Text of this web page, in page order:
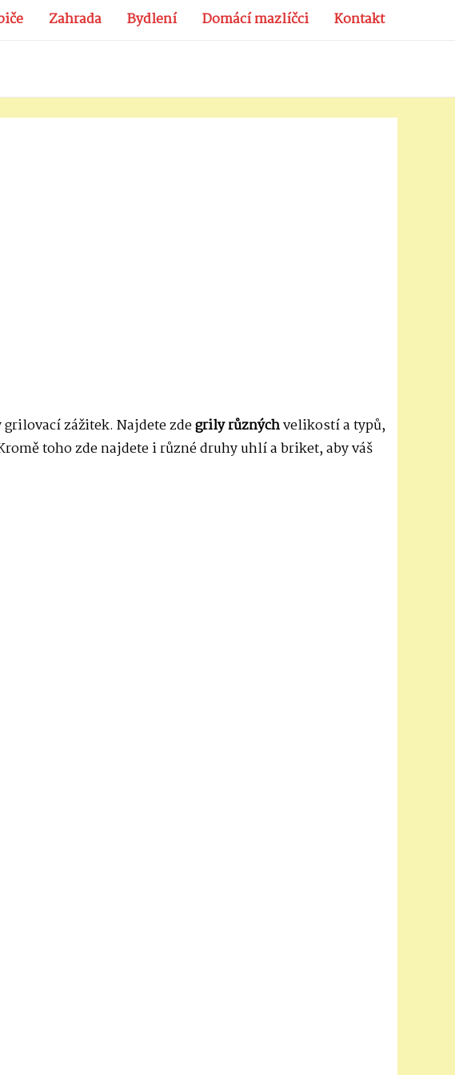
Zahrada Bydlení Domácí mazlíčci Kontakt
zážitek. Najdete zdegrily různýchvelikostí a typů,
toho zde najdete i různé druhy uhlí a briket, aby váš